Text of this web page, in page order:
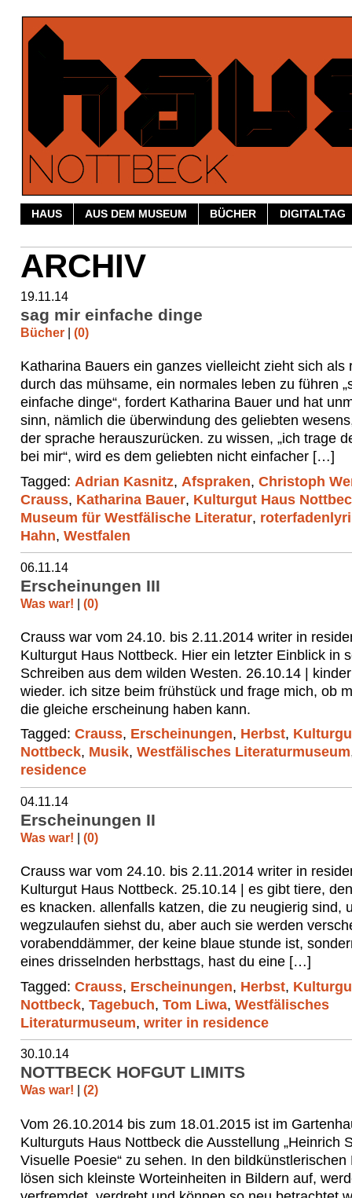
HAUS AUS DEM MUSEUM BÜCHER DIGITALTAG
ARCHIV
19.11.14
sag mir einfache dinge
Bücher | (0)
Katharina Bauers ein ganzes vielleicht zieht sich als
durch das mühsame, ein normales leben zu führen
einfache dinge“, fordert Katharina Bauer und hat
sinn, nämlich die überwindung des geliebten
der sprache herauszurücken. zu wissen, „ich trage
bei mir“, wird es dem geliebten nicht einfacher […]
Tagged: Adrian Kasnitz, Afspraken, Christoph
Crauss, Katharina Bauer, Kulturgut Haus
Museum für Westfälische Literatur,
Hahn, Westfalen
06.11.14
Erscheinungen III
Was war! | (0)
Crauss war vom 24.10. bis 2.11.2014 writer in
Kulturgut Haus Nottbeck. Hier ein letzter Einblick in
Schreiben aus dem wilden Westen. 26.10.14 |
wieder. ich sitze beim frühstück und frage mich, ob
die gleiche erscheinung haben kann.
Tagged: Crauss, Erscheinungen, Herbst,
Nottbeck, Musik, Westfälisches Literaturmuseum
residence
04.11.14
Erscheinungen II
Was war! | (0)
Crauss war vom 24.10. bis 2.11.2014 writer in
Kulturgut Haus Nottbeck. 25.10.14 | es gibt tiere,
es knacken. allenfalls katzen, die zu neugierig sind,
wegzulaufen siehst du, aber auch sie werden
vorabenddämmer, der keine blaue stunde ist,
eines drisselnden herbsttags, hast du eine […]
Tagged: Crauss, Erscheinungen, Herbst,
Nottbeck, Tagebuch, Tom Liwa, Westfälisches
Literaturmuseum, writer in residence
30.10.14
NOTTBECK HOFGUT LIMITS
Was war! (2)
Vom 26.10.2014 bis zum 18.01.2015 ist im
Kulturguts Haus Nottbeck die Ausstellung „Heinrich
Visuelle Poesie“ zu sehen. In den bildkünstlerischen
lösen sich kleinste Worteinheiten in Bildern auf,